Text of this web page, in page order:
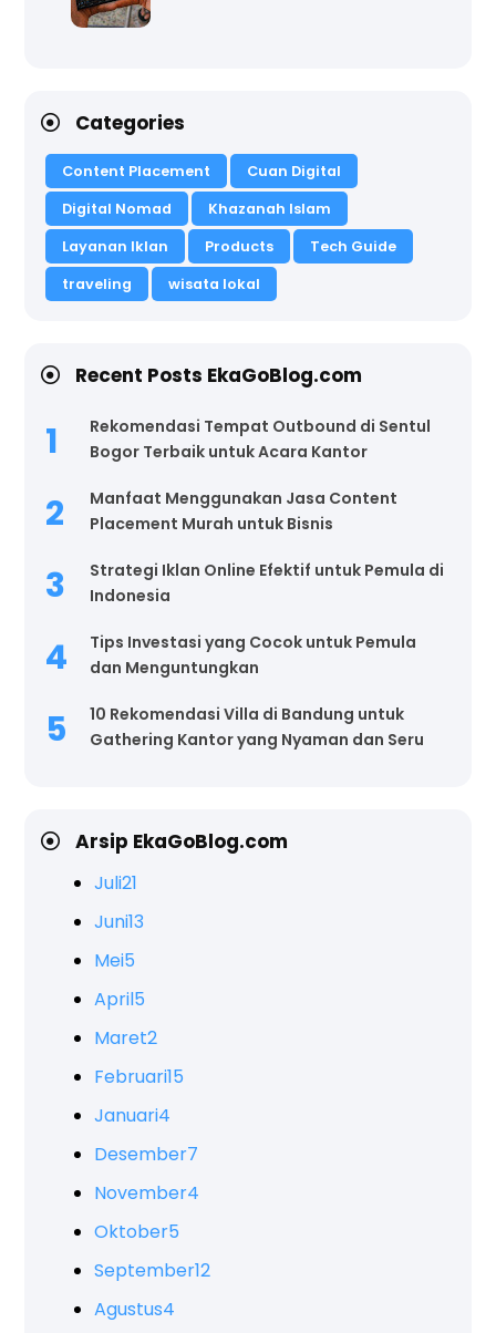
Categories
Content Placement
Cuan Digital
Digital Nomad
Khazanah Islam
Layanan Iklan
Products
Tech Guide
traveling
wisata lokal
Recent Posts EkaGoBlog.com
Rekomendasi Tempat Outbound di Sentul
Bogor Terbaik untuk Acara Kantor
Manfaat Menggunakan Jasa Content
Placement Murah untuk Bisnis
Strategi Iklan Online Efektif untuk Pemula di
Indonesia
Tips Investasi yang Cocok untuk Pemula
dan Menguntungkan
10 Rekomendasi Villa di Bandung untuk
Gathering Kantor yang Nyaman dan Seru
Arsip EkaGoBlog.com
Juli21
Juni13
Mei5
April5
Maret2
Februari15
Januari4
Desember7
November4
Oktober5
September12
Agustus4